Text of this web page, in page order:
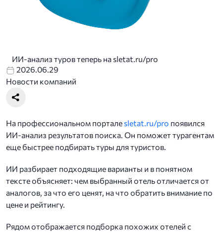
ИИ-анализ туров теперь на sletat.ru/pro
2026.06.29
Новости компаний
На профессиональном портале sletat.ru/pro появился
ИИ-анализ результатов поиска. Он поможет турагентам
еще быстрее подбирать туры для туристов.
ИИ разбирает подходящие варианты и в понятном
тексте объясняет: чем выбранный отель отличается от
аналогов, за что его ценят, на что обратить внимание по
цене и рейтингу.
Рядом отображается подборка похожих отелей с